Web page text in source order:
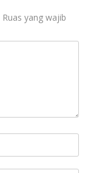
Ruas yang wajib